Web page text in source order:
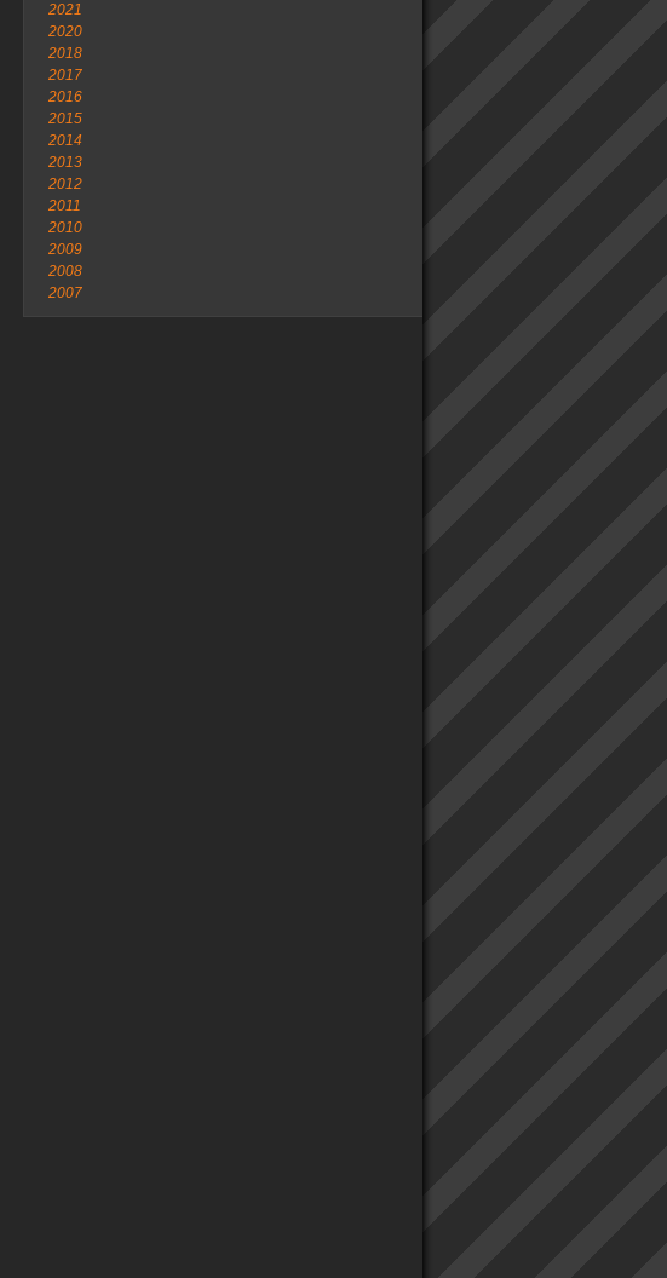
2021
2020
2018
2017
2016
2015
2014
2013
2012
2011
2010
2009
2008
2007